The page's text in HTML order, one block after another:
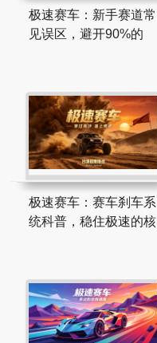
极速赛车：新手赛道常
见误区，避开90%的
极速赛车：赛车刹车系
统科普，稳住极速的核